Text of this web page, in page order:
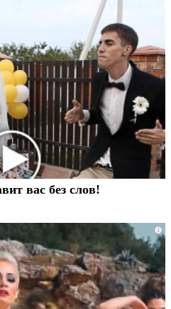
вас без слов!
i